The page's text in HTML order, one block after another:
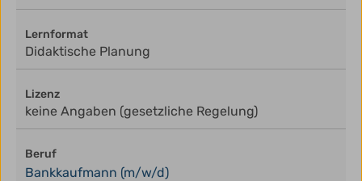
Lernformat
Didaktische Planung
Lizenz
keine Angaben (gesetzliche Regelung)
Beruf
Bankkaufmann (m/w/d)